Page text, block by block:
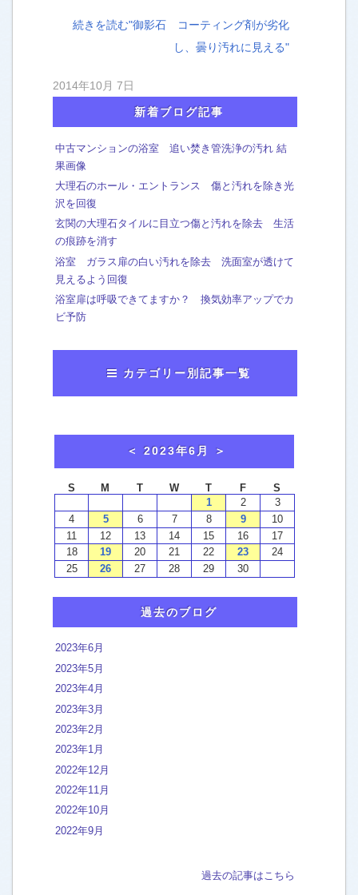
続きを読む"御影石 コーティング剤が劣化
し、曇り汚れに見える"
2014年10月 7日
新着ブログ記事
中古マンションの浴室 追い焚き管洗浄の汚れ 結
果画像
大理石のホール・エントランス 傷と汚れを除き光
沢を回復
玄関の大理石タイルに目立つ傷と汚れを除去 生活
の痕跡を消す
浴室 ガラス扉の白い汚れを除去 洗面室が透けて
見えるよう回復
浴室扉は呼吸できてますか？ 換気効率アップでカ
ビ予防
カテゴリー別記事一覧
washtech夫婦in横浜[7]
おかみから、お知らせ [43]
お客様による口コミご感想[4]
ウォッシュテックの施工例
エアコンクリーニング[5]
カーペットクリーニング[45]
キッチン 換気扇
クッションフロア フロアタイル
バスルーム 浴室の汚れ
石の浴室 タイル ガラス扉
人工大理石FRPユニットバス
外構 外階段 エントランスの洗浄
過去のブログ
2023年6月
2023年5月
2023年4月
2023年3月
2023年2月
2023年1月
2022年12月
2022年11月
2022年10月
2022年9月
過去の記事はこちら